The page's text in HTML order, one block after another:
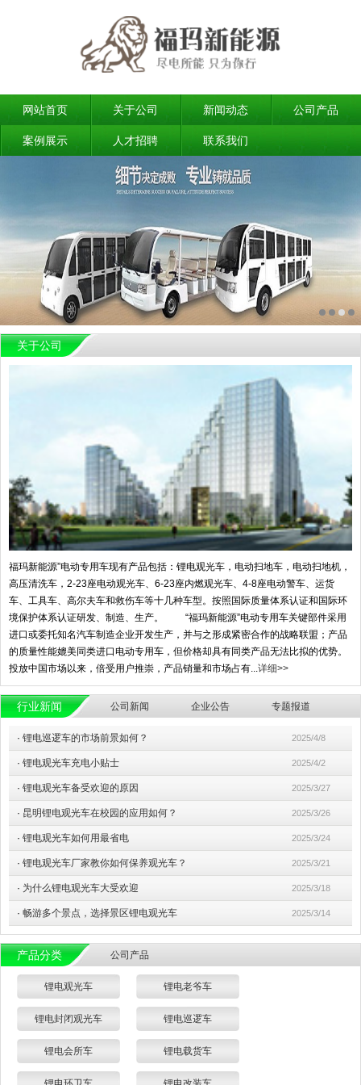
网站首页 关于公司 新闻动态 公司产品
案例展示 人才招聘 联系我们
关于公司
福玛新能源”电动专用车现有产品包括：锂电观光车，电动扫地车，电动扫地机，
高压清洗车，2-23座电动观光车、6-23座内燃观光车、4-8座电动警车、运货
车、工具车、高尔夫车和救伤车等十几种车型。按照国际质量体系认证和国际环
境保护体系认证研发、制造、生产。 “福玛新能源”电动专用车关键部件采用
进口或委托知名汽车制造企业开发生产，并与之形成紧密合作的战略联盟；产品
的质量性能媲美同类进口电动专用车，但价格却具有同类产品无法比拟的优势。
投放中国市场以来，倍受用户推崇，产品销量和市场占有...详细>>
行业新闻 公司新闻 企业公告 专题报道
· 锂电巡逻车的市场前景如何？ 2025/4/8
· 锂电观光车充电小贴士 2025/4/2
· 锂电观光车备受欢迎的原因 2025/3/27
· 昆明锂电观光车在校园的应用如何？ 2025/3/26
· 锂电观光车如何用最省电 2025/3/24
· 锂电观光车厂家教你如何保养观光车？ 2025/3/21
· 为什么锂电观光车大受欢迎 2025/3/18
· 畅游多个景点，选择景区锂电观光车 2025/3/14
产品分类 公司产品
锂电观光车 锂电老爷车
锂电封闭观光车 锂电巡逻车
锂电会所车 锂电载货车